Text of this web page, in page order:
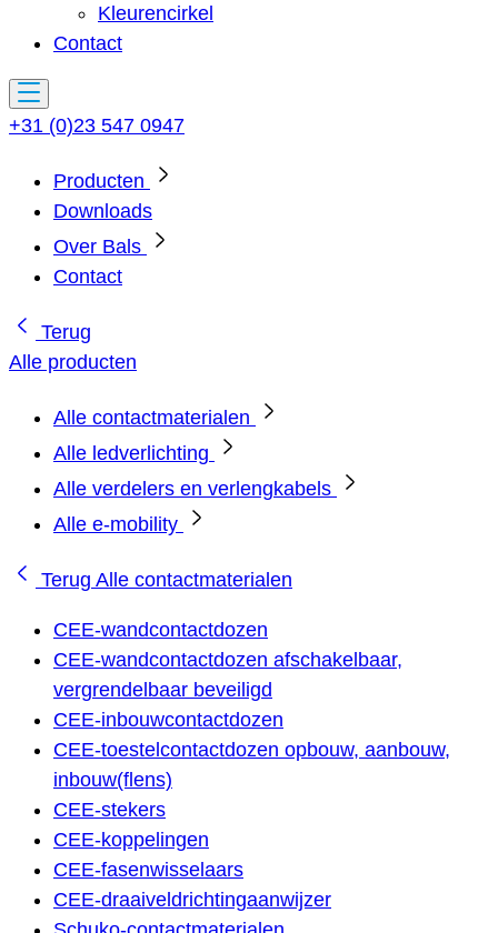
Kleurencirkel
Contact
+31 (0)23 547 0947
Producten
Downloads
Over Bals
Contact
Terug
Alle producten
Alle contactmaterialen
Alle ledverlichting
Alle verdelers en verlengkabels
Alle e-mobility
Terug Alle contactmaterialen
CEE-wandcontactdozen
CEE-wandcontactdozen afschakelbaar,
vergrendelbaar beveiligd
CEE-inbouwcontactdozen
CEE-toestelcontactdozen opbouw, aanbouw,
inbouw(flens)
CEE-stekers
CEE-koppelingen
CEE-fasenwisselaars
CEE-draaiveldrichtingaanwijzer